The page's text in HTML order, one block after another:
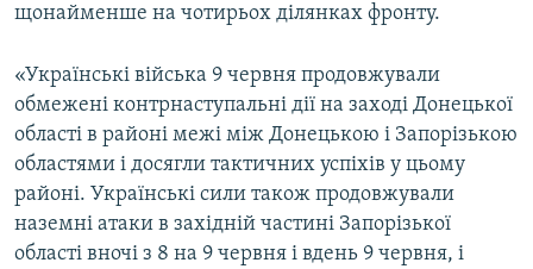
щонайменше на чотирьох ділянках фронту.
«Українські війська 9 червня продовжували
обмежені контрнаступальні дії на заході Донецької
області в районі межі між Донецькою і Запорізькою
областями і досягли тактичних успіхів у цьому
районі. Українські сили також продовжували
наземні атаки в західній частині Запорізької
області вночі з 8 на 9 червня і вдень 9 червня, і